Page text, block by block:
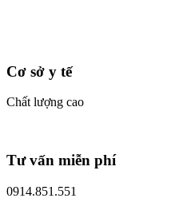
Cơ sở y tế
Chất lượng cao
Tư vấn miễn phí
0914.851.551